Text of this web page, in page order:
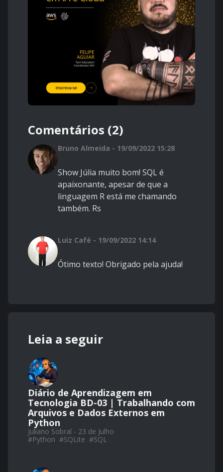
Comentários (2)
Bruno Almeida - 19/09/2022 15:28
Show Júlia muito bom! SQL é
apaixonante, apesar de que a
linguagem R está me chamando
também. Rs
Luiz Café - 19/09/2022 14:14
Ótimo texto! Obrigado pela ajuda!
Leia a seguir
Diário de Aprendizagem em
Tecnologia BD-03 | Trabalhando com
Arquivos e Dados Externos em
Python
Juliano Sobral - 23 de Julho
#Python #SQLite #SQL